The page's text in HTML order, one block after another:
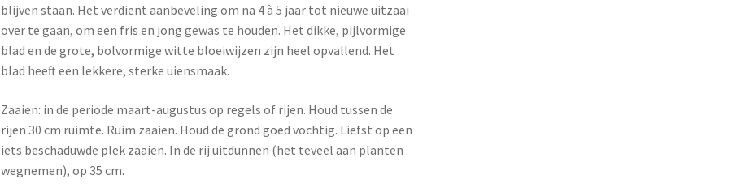
blijven staan. Het verdient aanbeveling om na 4 à 5 jaar tot nieuwe uitzaai
over te gaan, om een fris en jong gewas te houden. Het dikke, pijlvormige
blad en de grote, bolvormige witte bloeiwijzen zijn heel opvallend. Het
blad heeft een lekkere, sterke uiensmaak.
Zaaien: in de periode maart-augustus op regels of rijen. Houd tussen de
rijen 30 cm ruimte. Ruim zaaien. Houd de grond goed vochtig. Liefst op een
iets beschaduwde plek zaaien. In de rij uitdunnen (het teveel aan planten
wegnemen), op 35 cm.